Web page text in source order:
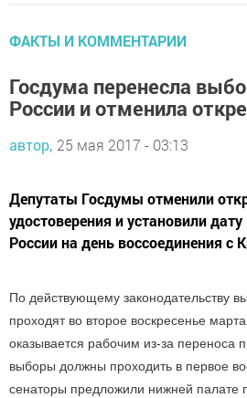
ФАКТЫ И КОММЕНТАРИИ
Госдума перенесла
России и отменила
автор, 25 мая 2017 - 03:13
Депутаты Госдумы отменили
удостоверения и установили
России на день воссоединения
По действующему законодательству
проходят во второе воскресенье
оказывается рабочим из-за переноса
выборы должны проходить в первое
сенаторы предложили нижней палате